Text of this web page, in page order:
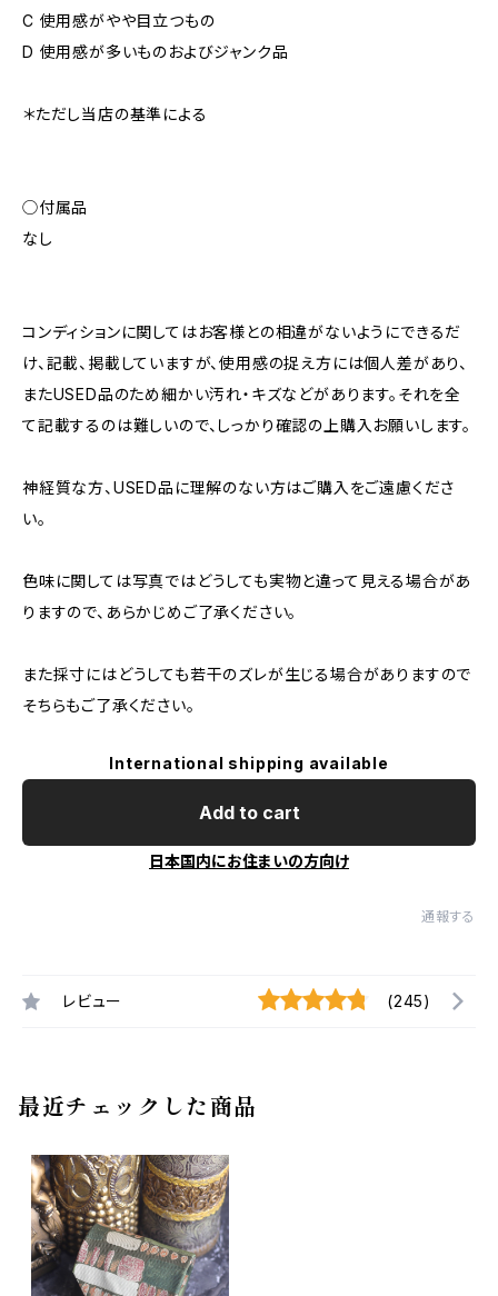
C 使用感がやや目立つもの
D 使用感が多いものおよびジャンク品
＊ただし当店の基準による
◯付属品
なし
コンディションに関してはお客様との相違がないようにできるだ
け、記載、掲載していますが、使用感の捉え方には個人差があり、
またUSED品のため細かい汚れ・キズなどがあります。それを全
て記載するのは難しいので、しっかり確認の上購入お願いします。
神経質な方、USED品に理解のない方はご購入をご遠慮くださ
い。
色味に関しては写真ではどうしても実物と違って見える場合があ
りますので、あらかじめご了承ください。
また採寸にはどうしても若干のズレが生じる場合がありますので
そちらもご了承ください。
International shipping available
Add to cart
日本国内にお住まいの方向け
通報する
レビュー (245)
最近チェックした商品